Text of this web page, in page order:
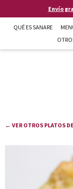
Pasar al contenido
Envío
QUÉ ES SANARE
Sanare cocina +
← VER OTROS PLATOS